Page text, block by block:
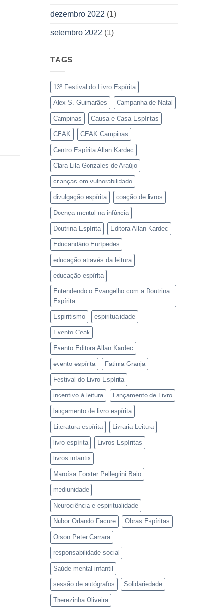
dezembro 2022 (1)
setembro 2022 (1)
TAGS
13º Festival do Livro Espírita
Alex S. Guimarães Campanha de Natal
Campinas Causa e Casa Espíritas
CEAK CEAK Campinas
Centro Espírita Allan Kardec
Clara Lila Gonzales de Araújo
crianças em vulnerabilidade
divulgação espírita doação de livros
Doença mental na infância
Doutrina Espírita Editora Allan Kardec
Educandário Eurípedes
educação através da leitura
educação espírita
Entendendo o Evangelho com a Doutrina
Espírita
Espiritismo espiritualidade
Evento Ceak
Evento Editora Allan Kardec
evento espírita Fatima Granja
Festival do Livro Espírita
incentivo à leitura Lançamento de Livro
lançamento de livro espírita
Literatura espírita Livraria Leitura
livro espírita Livros Espíritas
livros infantis
Maroísa Forster Pellegrini Baio
mediunidade
Neurociência e espiritualidade
Nubor Orlando Facure Obras Espíritas
Orson Peter Carrara
responsabilidade social
Saúde mental infantil
sessão de autógrafos Solidariedade
Therezinha Oliveira